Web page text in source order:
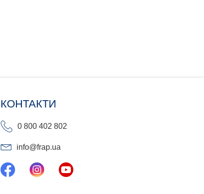
КОНТАКТИ
0 800 402 802
info@frap.ua